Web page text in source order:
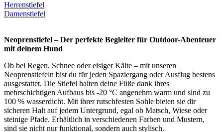
Herrenstiefel
Damenstiefel
Neoprenstiefel – Der perfekte Begleiter für Outdoor-Abenteuer
mit deinem Hund
Ob bei Regen, Schnee oder eisiger Kälte – mit unseren
Neoprenstiefeln bist du für jeden Spaziergang oder Ausflug bestens
ausgestattet. Die Stiefel halten deine Füße dank ihres
mehrschichtigen Aufbaus bis -20 °C angenehm warm und sind zu
100 % wasserdicht. Mit ihrer rutschfesten Sohle bieten sie dir
sicheren Halt auf jedem Untergrund, egal ob Matsch, Wiese oder
steinige Pfade. Erhältlich in verschiedenen Farben und Mustern,
sind sie nicht nur funktional, sondern auch stylisch.